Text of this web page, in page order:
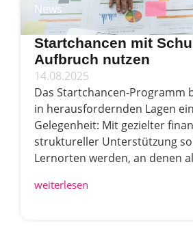
News
Startchancen mit
Aufbruch nutzen
14.08.2025
Das Startchancen-Programm
in herausfordernden Lagen
Gelegenheit: Mit gezielter
struktureller Unterstützung
Lernorten werden, an denen
weiterlesen